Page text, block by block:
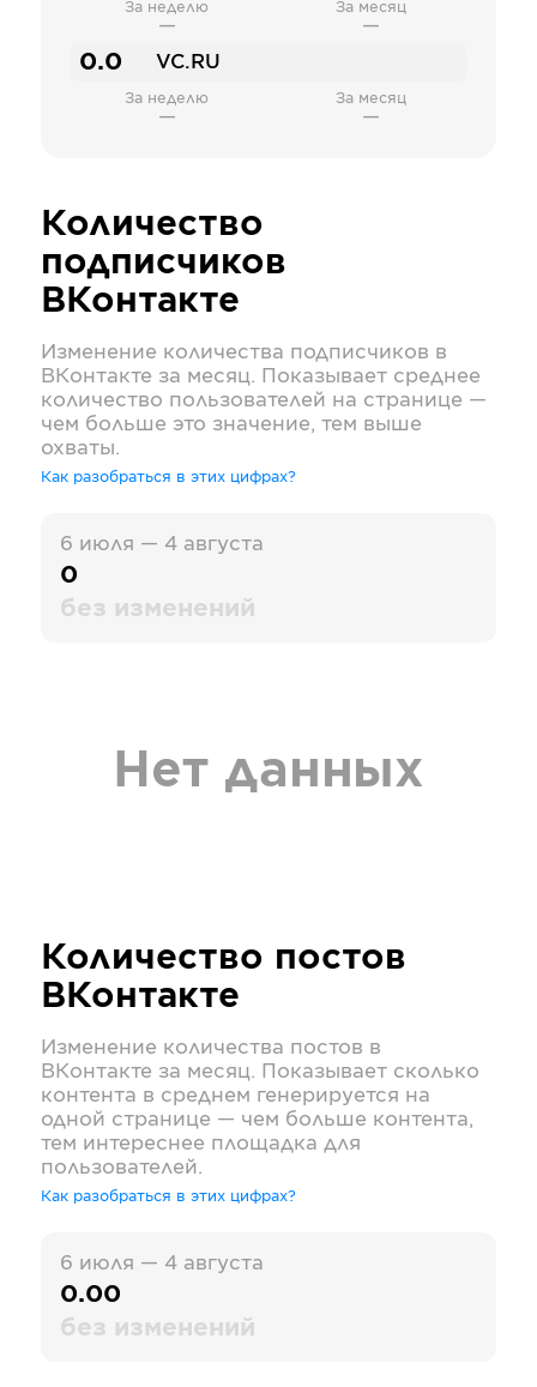
За неделю
—
За месяц
—
0.0 VC.RU
За неделю
—
За месяц
—
Количество
подписчиков
ВКонтакте
Изменение количества подписчиков в
ВКонтакте за месяц. Показывает среднее
количество пользователей на странице —
чем больше это значение, тем выше
охваты.
Как разобраться в этих цифрах?
6 июля — 4 августа
0
без изменений
Нет данных
Количество постов
ВКонтакте
Изменение количества постов в
ВКонтакте за месяц. Показывает сколько
контента в среднем генерируется на
одной странице — чем больше контента,
тем интереснее площадка для
пользователей.
Как разобраться в этих цифрах?
6 июля — 4 августа
0.00
без изменений